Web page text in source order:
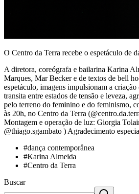
O Centro da Terra recebe o espetáculo de
A diretora, coreógrafa e bailarina Karina
Marques, Mar Becker e de textos de bell
espetáculo, imagens impulsionam a
transita entre estados de tensão e leveza,
pelo terreno do feminino e do feminismo,
às 20h, no Centro da Terra
Montagem e operação de luz: Giorgia
@thiago.sgambato ) Agradecimento
#dança contemporânea
#Karina Almeida
#Centro da Terra
Buscar